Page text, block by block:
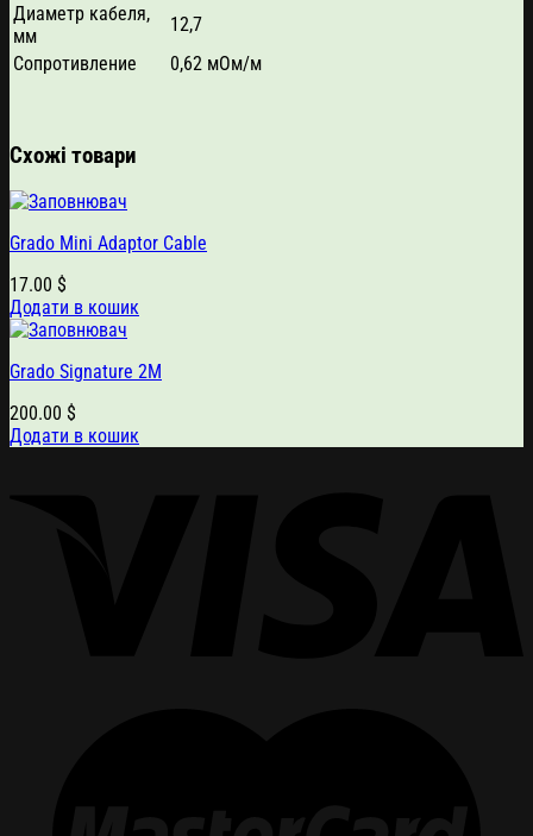
Диаметр кабеля,
мм
12,7
Сопротивление
0,62 мОм/м
Схожі товари
Grado Mini Adaptor Cable
17.00 $
Додати в кошик
Grado Signature 2M
200.00 $
Додати в кошик